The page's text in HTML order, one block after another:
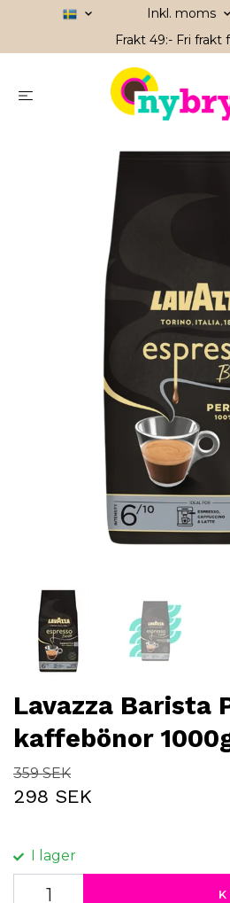
Inkl. moms
Frakt 49:- Fri frakt
Lavazza Barista
kaffebönor
359 SEK
298 SEK
I lager